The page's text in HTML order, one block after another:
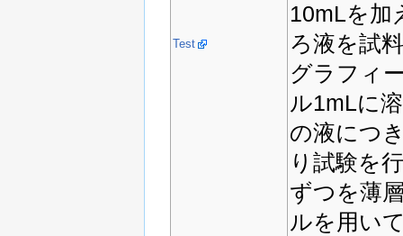
Test
10mLを加
ろ液を試
グラフィ
ル1mLに
の液につ
り試験を
ずつを薄
ルを用い